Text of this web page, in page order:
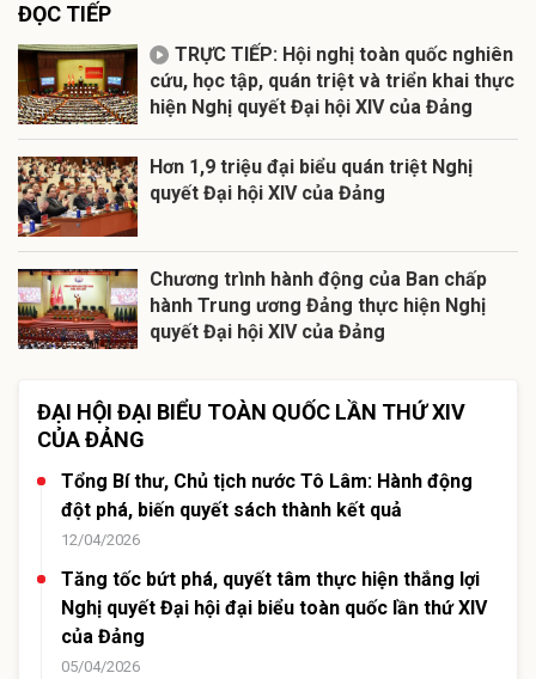
ĐỌC TIẾP
TRỰC TIẾP: Hội nghị toàn quốc nghiên
cứu, học tập, quán triệt và triển khai thực
hiện Nghị quyết Đại hội XIV của Đảng
Hơn 1,9 triệu đại biểu quán triệt Nghị
quyết Đại hội XIV của Đảng
Chương trình hành động của Ban chấp
hành Trung ương Đảng thực hiện Nghị
quyết Đại hội XIV của Đảng
ĐẠI HỘI ĐẠI BIỂU TOÀN QUỐC LẦN THỨ XIV
CỦA ĐẢNG
Tổng Bí thư, Chủ tịch nước Tô Lâm: Hành động
đột phá, biến quyết sách thành kết quả
12/04/2026
Tăng tốc bứt phá, quyết tâm thực hiện thắng lợi
Nghị quyết Đại hội đại biểu toàn quốc lần thứ XIV
của Đảng
05/04/2026